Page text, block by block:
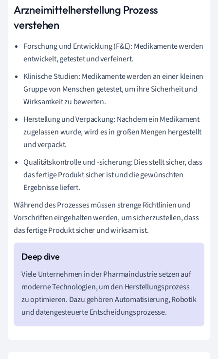
Arzneimittelherstellung Prozess
verstehen
Forschung und Entwicklung (F&E): Medikamente werden
entwickelt, getestet und verfeinert.
Klinische Studien: Medikamente werden an einer kleinen
Gruppe von Menschen getestet, um ihre Sicherheit und
Wirksamkeit zu bewerten.
Herstellung und Verpackung: Nachdem ein Medikament
zugelassen wurde, wird es in großen Mengen hergestellt
und verpackt.
Qualitätskontrolle und -sicherung: Dies stellt sicher, dass
das fertige Produkt sicher ist und die gewünschten
Ergebnisse liefert.
Während des Prozesses müssen strenge Richtlinien und
Vorschriften eingehalten werden, um sicherzustellen, dass
das fertige Produkt sicher und wirksam ist.
Viele Unternehmen in der Pharmaindustrie setzen auf
moderne Technologien, um den Herstellungsprozess
zu optimieren. Dazu gehören Automatisierung, Robotik
und datengesteuerte Entscheidungsprozesse.